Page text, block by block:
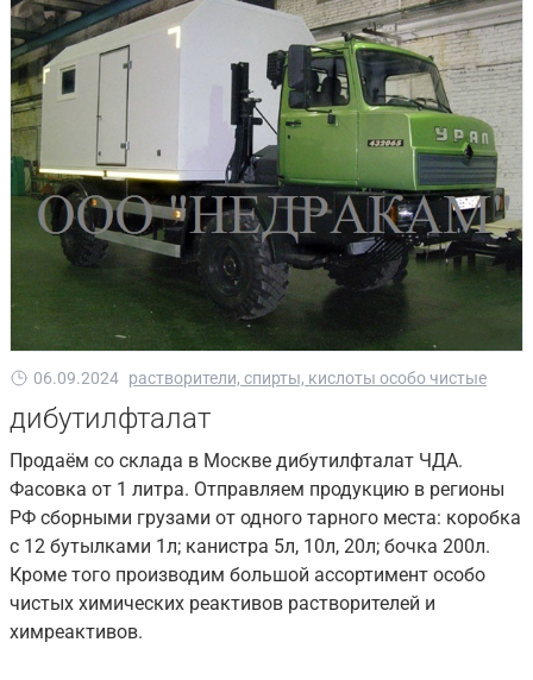
06.09.2024 растворители, спирты, кислоты особо чистые
дибутилфталат
Продаём со склада в Москве дибутилфталат ЧДА.
Фасовка от 1 литра. Отправляем продукцию в регионы
РФ сборными грузами от одного тарного места: коробка
с 12 бутылками 1л; канистра 5л, 10л, 20л; бочка 200л.
Кроме того производим большой ассортимент особо
чистых химических реактивов растворителей и
химреактивов.